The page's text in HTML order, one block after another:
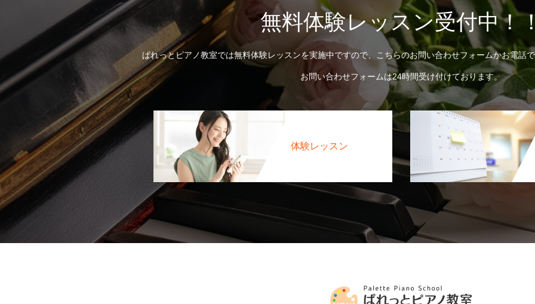
無料体験レッスン受付中！
ぱれっとピアノ教室では無料体験レッスンを実施中ですので、こちらのお問い合わせフォームかお電話
お問い合わせフォームは24時間受け付けております。
体験レッスン